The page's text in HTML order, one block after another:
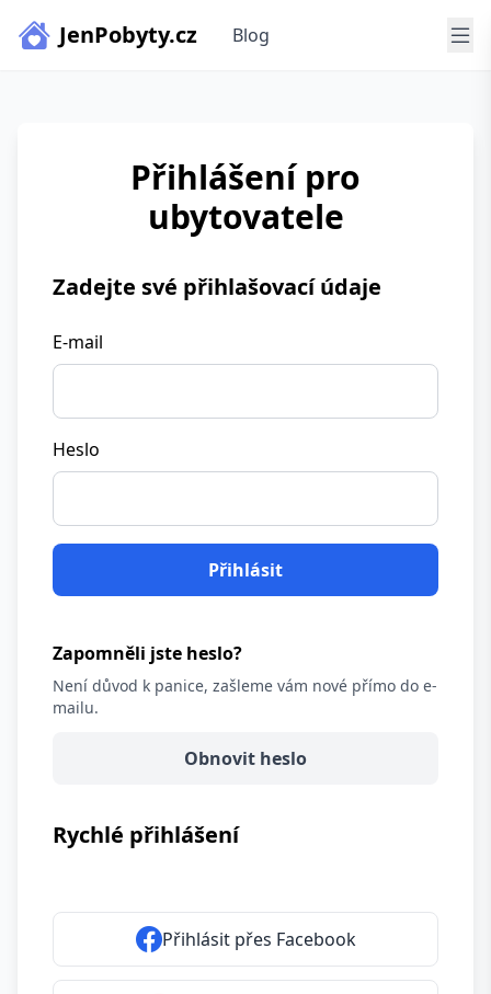
JenPobyty.cz Blog
Přihlášení pro
ubytovatele
Zadejte své přihlašovací údaje
E-mail
Heslo
Zapomněli jste heslo?
Není důvod k panice, zašleme vám nové přímo do e-
mailu.
Obnovit heslo
Rychlé přihlášení
Přihlásit přes Facebook